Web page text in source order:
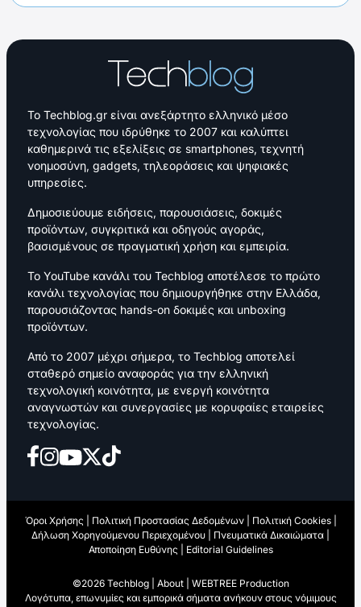
Το Techblog.gr είναι ανεξάρτητο ελληνικό μέσο
τεχνολογίας που ιδρύθηκε το 2007 και καλύπτει
καθημερινά τις εξελίξεις σε smartphones, τεχνητή
νοημοσύνη, gadgets, τηλεοράσεις και ψηφιακές
υπηρεσίες.
Δημοσιεύουμε ειδήσεις, παρουσιάσεις, δοκιμές
προϊόντων, συγκριτικά και οδηγούς αγοράς,
βασισμένους σε πραγματική χρήση και εμπειρία.
Το YouTube κανάλι του Techblog αποτέλεσε το πρώτο
κανάλι τεχνολογίας που δημιουργήθηκε στην Ελλάδα,
παρουσιάζοντας hands-on δοκιμές και unboxing
προϊόντων.
Από το 2007 μέχρι σήμερα, το Techblog αποτελεί
σταθερό σημείο αναφοράς για την ελληνική
τεχνολογική κοινότητα, με ενεργή κοινότητα
αναγνωστών και συνεργασίες με κορυφαίες εταιρείες
τεχνολογίας.
Όροι Χρήσης Πολιτική Προστασίας Δεδομένων| Πολιτική Cookies|
Δήλωση Χορηγούμενου Περιεχομένου
Πνευματικά Δικαιώματα
Αποποίηση Ευθύνης
Editorial Guidelines
©2026 Techblog | About| WEBTREE Production
Λογότυπα, επωνυμίες και εμπορικά σήματα ανήκουν στους νόμιμους